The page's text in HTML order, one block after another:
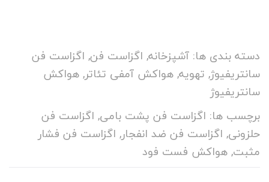
دسته بندی ها: آشپزخانه, اگزاست فن, اگزاست فن
سانتریفیوژ, تهویه,هواکش آمفی تئاتر,هواکش
سانتریفیوژ
برچسب ها: اگزاست فن پشت بامی, اگزاست فن
حلزونی, اگزاست فن ضد انفجار, اگزاست فن فشار
مثبت,هواکش فست فود